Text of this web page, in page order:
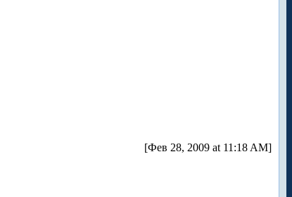
[Фев 28, 2009 at 11:18 AM]